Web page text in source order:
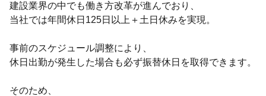
建設業界の中でも働き方改革が進んでおり、
当社では年間休日125日以上＋土日休みを実現。
事前のスケジュール調整により、
休日出勤が発生した場合も必ず振替休日を取得できます。
そのため、